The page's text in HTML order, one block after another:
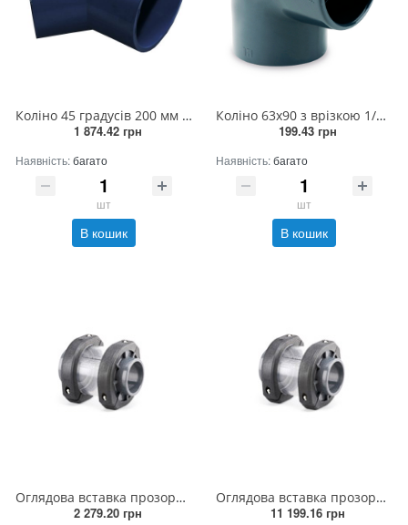
Коліно 45 градусів 200 мм (2штук/ящик)
1 874.42 грн
Наявність:багато
шт
В кошик
Коліно 63х90 з врізкою 1/2 РВ прямо
199.43 грн
Наявність:багато
шт
В кошик
Оглядова вставка прозора 63 мм
2 279.20 грн
Оглядова вставка прозора 200 мм
11 199.16 грн